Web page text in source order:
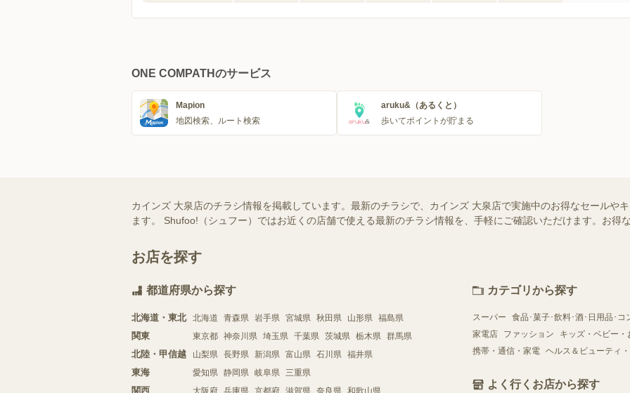
ONE COMPATHのサービス
Mapion
地図検索、ルート検索
aruku&（あるくと）
歩いてポイントが貯まる
カインズ 大泉店のチラシ情報を掲載しています。最新のチラシで、カインズ 大泉店で実施中のお得なセールや
ます。 Shufoo!（シュフー）ではお近くの店舗で使える最新のチラシ情報を、手軽にご確認いただけます。お得
お店を探す
都道府県から探す
北海道・東北 北海道 青森県 岩手県 宮城県 秋田県 山形県 福島県
関東 東京都 神奈川県 埼玉県 千葉県 茨城県 栃木県 群馬県
北陸・甲信越 山梨県 長野県 新潟県 富山県 石川県 福井県
東海 愛知県 静岡県 岐阜県 三重県
関西 大阪府 兵庫県 京都府 滋賀県 奈良県 和歌山県
カテゴリから探す
スーパー
食品･菓子･飲料･酒･日用品･コ
家電店
ファッション
キッズ・ベビー・
携帯・通信・家電 ヘルス＆ビューティ
よく行くお店から探す